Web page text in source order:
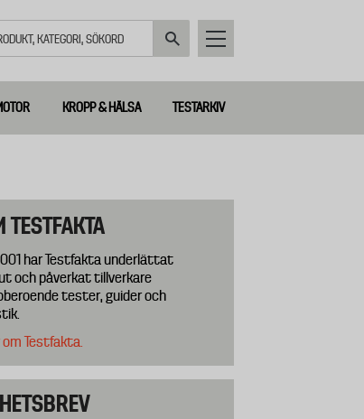
KROPP & HÄLSA TESTARKIV
TESTFAKTA
har Testfakta underlättat
och påverkat tillverkare
tester, guider och
om Testfakta.